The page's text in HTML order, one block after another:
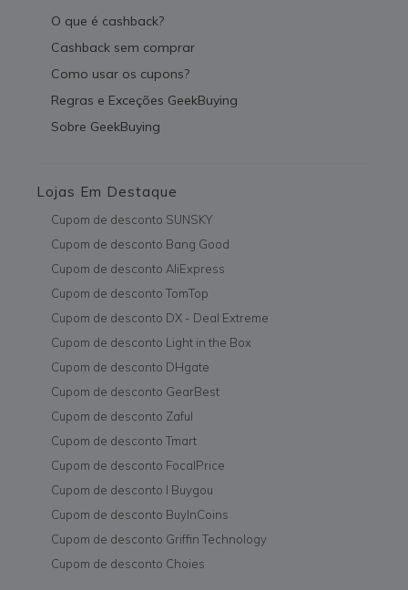
O que é cashback?
Cashback sem comprar
Como usar os cupons?
Regras e Exceções GeekBuying
Sobre GeekBuying
Lojas Em Destaque
Cupom de desconto SUNSKY
Cupom de desconto Bang Good
Cupom de desconto AliExpress
Cupom de desconto TomTop
Cupom de desconto DX - Deal Extreme
Cupom de desconto Light in the Box
Cupom de desconto DHgate
Cupom de desconto GearBest
Cupom de desconto Zaful
Cupom de desconto Tmart
Cupom de desconto FocalPrice
Cupom de desconto I Buygou
Cupom de desconto BuyInCoins
Cupom de desconto Griffin Technology
Cupom de desconto Choies